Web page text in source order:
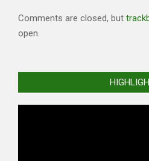
Comments are closed, but
open.